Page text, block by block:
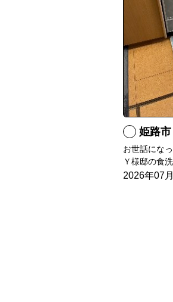
姫路
お世話にな
Ｙ様邸の食
2026年07